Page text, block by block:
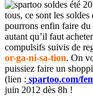
tous, ce sont les
pourrons enfin faire du
autant qu’il faut
compulsifs suivis de
or-ga-ni-sa-tion. On
puissiez faire un
(lien : spartoo.com/
juin 2012 dès 8h !